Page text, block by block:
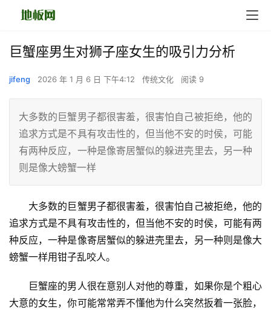
巨蟹座男生对狮子座女生的吸引力分析
jifeng 2026 年 1 月 6 日 下午4:12 传统文化 阅读 9
大多数的巨蟹男子都很害羞，很害怕自己被拒绝，他的
追求方式是不具有攻击性的，但当他不安的时侯，可能
有两种反应，一种是像寄居蟹似的躲进壳里去，另一种
则是像大螃蟹一样
大多数的巨蟹男子都很害羞，很害怕自己被拒绝，他的
追求方式是不具有攻击性的，但当他不安的时侯，可能有两
种反应，一种是像寄居蟹似的躲进壳里去，另一种则是像大
螃蟹一样用钳子乱咬人。
巨蟹座的男人很在意别人对他的尊重，如果你是个粗心
大意的女生，你可能常常弄不懂他为什么突然扳着一张脸，